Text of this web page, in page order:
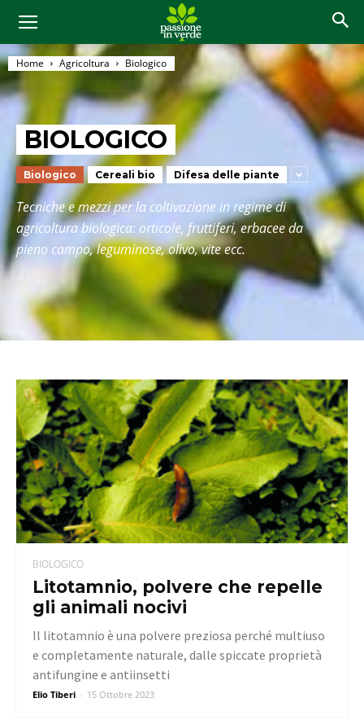
Home Agricoltura Biologico
BIOLOGICO
Biologico Cereali bio Difesa delle piante
Tecniche e mezzi per la coltivazione in regime di
agricoltura biologica: orticole, fruttiferi, erbacee da
pieno campo, leguminose, olivo, vite ecc.
BIOLOGICO
Litotamnio, polvere che repelle
gli animali nocivi
Elio Tiberi - 15 Ottobre 2023
Il litotamnio è una polvere preziosa perché multiuso
e completamente naturale, dalle spiccate proprietà
antifungine e antiinsetti